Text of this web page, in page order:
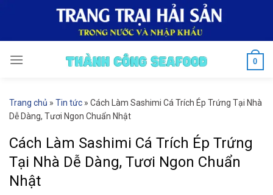
0
Trang chủ » Tin tức » Cách Làm Sashimi Cá Trích Ép Trứng Tại Nhà
Dễ Dàng, Tươi Ngon Chuẩn Nhật
Cách Làm Sashimi Cá Trích Ép Trứng
Tại Nhà Dễ Dàng, Tươi Ngon Chuẩn
Nhật